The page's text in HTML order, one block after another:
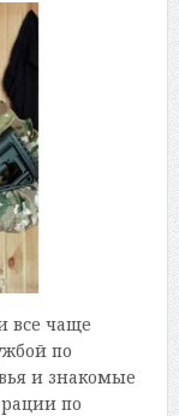
все чаще
по
и знакомые
по